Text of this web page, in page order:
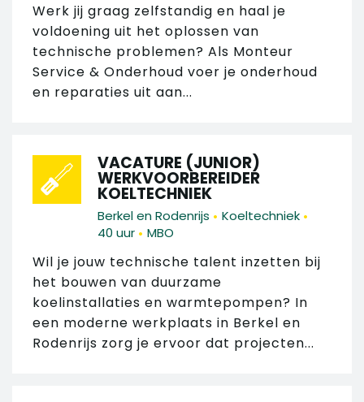
Werk jij graag zelfstandig en haal je
voldoening uit het oplossen van
technische problemen? Als Monteur
Service & Onderhoud voer je onderhoud
en reparaties uit aan...
VACATURE (JUNIOR)
WERKVOORBEREIDER
KOELTECHNIEK
Berkel en Rodenrijs • Koeltechniek •
40 uur • MBO
Wil je jouw technische talent inzetten bij
het bouwen van duurzame
koelinstallaties en warmtepompen? In
een moderne werkplaats in Berkel en
Rodenrijs zorg je ervoor dat projecten...